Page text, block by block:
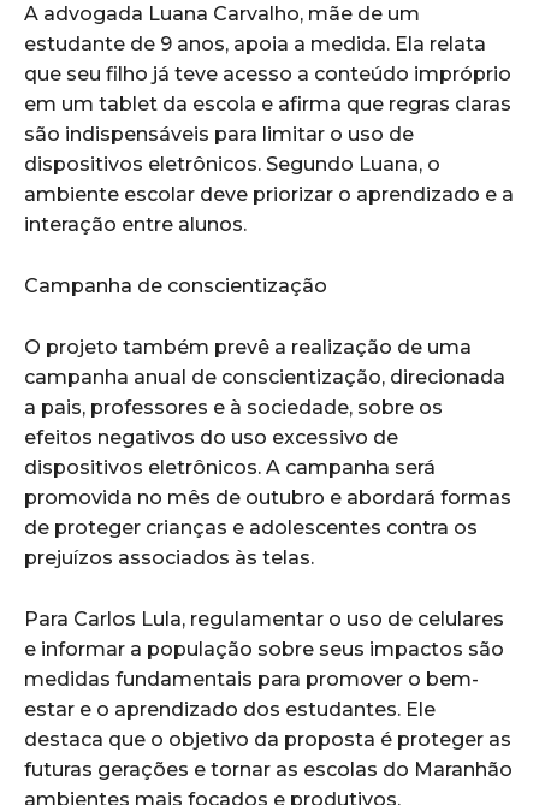
A advogada Luana Carvalho, mãe de um
estudante de 9 anos, apoia a medida. Ela relata
que seu filho já teve acesso a conteúdo impróprio
em um tablet da escola e afirma que regras claras
são indispensáveis para limitar o uso de
dispositivos eletrônicos. Segundo Luana, o
ambiente escolar deve priorizar o aprendizado e a
interação entre alunos.
Campanha de conscientização
O projeto também prevê a realização de uma
campanha anual de conscientização, direcionada
a pais, professores e à sociedade, sobre os
efeitos negativos do uso excessivo de
dispositivos eletrônicos. A campanha será
promovida no mês de outubro e abordará formas
de proteger crianças e adolescentes contra os
prejuízos associados às telas.
Para Carlos Lula, regulamentar o uso de celulares
e informar a população sobre seus impactos são
medidas fundamentais para promover o bem-
estar e o aprendizado dos estudantes. Ele
destaca que o objetivo da proposta é proteger as
futuras gerações e tornar as escolas do Maranhão
ambientes mais focados e produtivos.